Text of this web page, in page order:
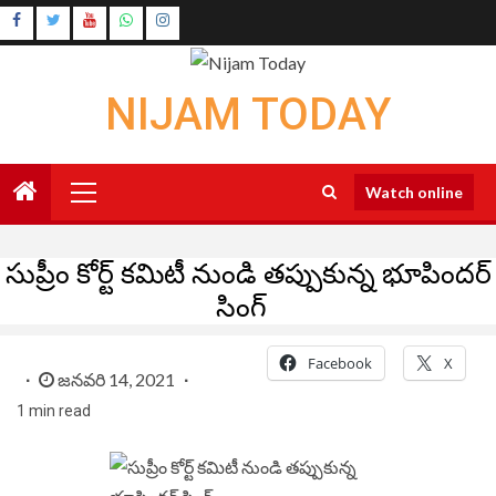
Skip
to
Instagram
NIJAM TODAY
Menu
Watch online
సుప్రీం కోర్ట్ కమిటీ నుండి తప్పుకున్న భూపిందర్
సింగ్
జనవరి 14, 2021
1 min read
Facebook X